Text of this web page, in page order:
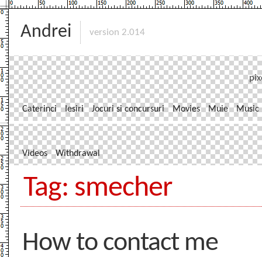
Andrei version 2.014
Caterinci Iesiri Jocuri si concursuri Movies Muie Music
Videos Withdrawal
Tag: smecher
How to contact me